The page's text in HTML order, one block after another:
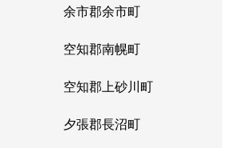
余市郡余市町
空知郡南幌町
空知郡上砂川町
夕張郡長沼町